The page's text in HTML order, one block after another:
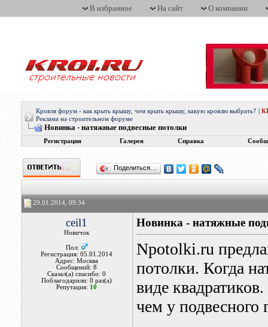
В избранное На сайт О компании
Кровля форум - как крыть крышу, чем крыть крышу, какую кровлю выбрать?
Реклама на строительном форуме
Новинка - натяжные подвесные потолки
Регистрация Галерея Справка
Поделиться…
29.01.2014, 09:34
ceil1
Новичок
Пол:
Регистрация: 05.01.2014
Адрес: Москва
Сообщений: 8
Сказал(а) спасибо: 0
Поблагодарили: 0 раз(а)
Репутация: 10
Новинка - натяжные
Npotolki.ru
потолки. Когда
виде
чем у подвесного